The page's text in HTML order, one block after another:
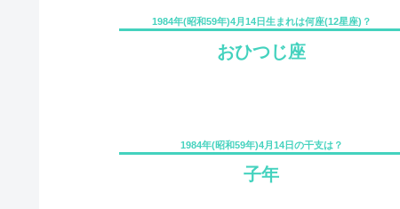
1984年(昭和59年)4月14日生まれは何座(12星座)？
おひつじ座
1984年(昭和59年)4月14日の干支は？
子年